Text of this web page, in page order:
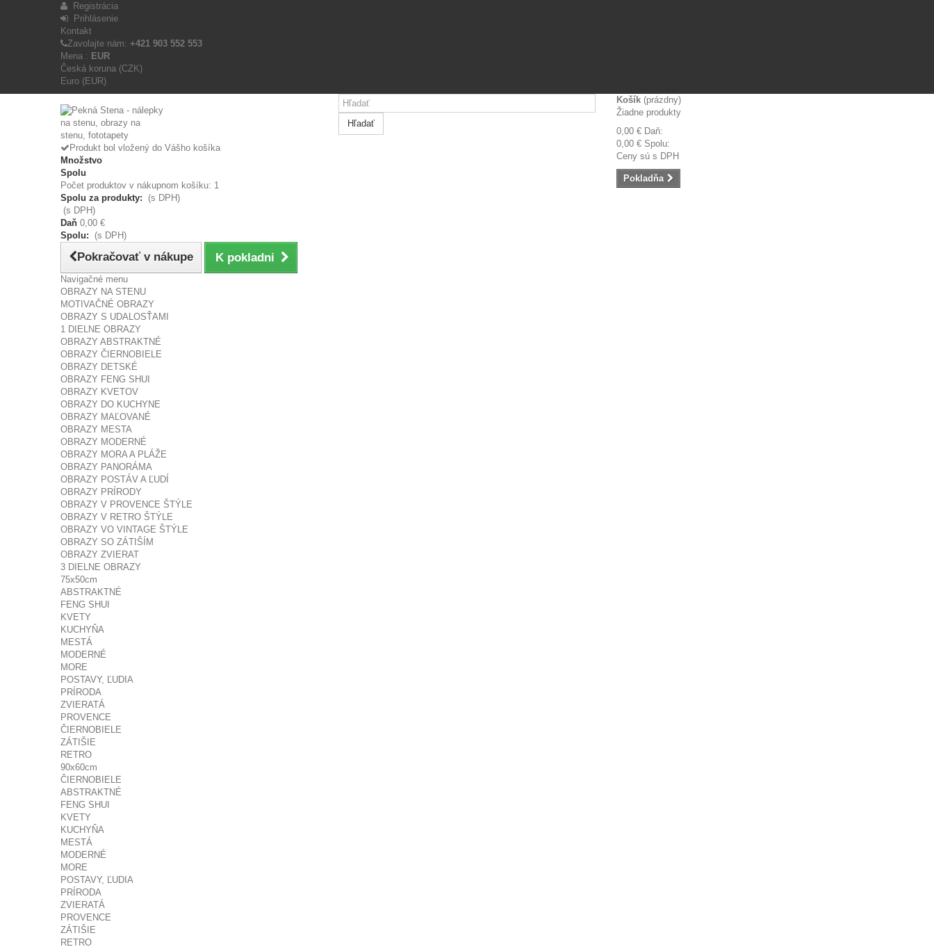
Registrácia
Prihlásenie
Kontakt
Zavolajte nám: +421 903 552 553
Mena : EUR
Česká koruna (CZK)
Euro (EUR)
Hľadať
Košík (prázdny)
Žiadne produkty
0,00 € Daň:
0,00 € Spolu:
Ceny sú s DPH
Pokladňa
Produkt bol vložený do Vášho košíka
Množstvo
Spolu
Počet produktov v nákupnom košíku: 1
Spolu za produkty:
(s DPH)
(s DPH)
Daň 0,00 €
Spolu:
(s DPH)
Pokračovať v nákupe K pokladni
Navigačné menu
OBRAZY NA STENU
MOTIVAČNÉ OBRAZY
OBRAZY S UDALOSŤAMI
1 DIELNE OBRAZY
OBRAZY ABSTRAKTNÉ
OBRAZY ČIERNOBIELE
OBRAZY DETSKÉ
OBRAZY FENG SHUI
OBRAZY KVETOV
OBRAZY DO KUCHYNE
OBRAZY MAĽOVANÉ
OBRAZY MESTA
OBRAZY MODERNÉ
OBRAZY MORA A PLÁŽE
OBRAZY PANORÁMA
OBRAZY POSTÁV A ĽUDÍ
OBRAZY PRÍRODY
OBRAZY V PROVENCE ŠTÝLE
OBRAZY V RETRO ŠTÝLE
OBRAZY VO VINTAGE ŠTÝLE
OBRAZY SO ZÁTIŠÍM
OBRAZY ZVIERAT
3 DIELNE OBRAZY
75x50cm
ABSTRAKTNÉ
FENG SHUI
KVETY
KUCHYŇA
MESTÁ
MODERNÉ
MORE
POSTAVY, ĽUDIA
PRÍRODA
ZVIERATÁ
PROVENCE
ČIERNOBIELE
ZÁTIŠIE
RETRO
90x60cm
ČIERNOBIELE
ABSTRAKTNÉ
FENG SHUI
KVETY
KUCHYŇA
MESTÁ
MODERNÉ
MORE
POSTAVY, ĽUDIA
PRÍRODA
ZVIERATÁ
PROVENCE
ZÁTIŠIE
RETRO